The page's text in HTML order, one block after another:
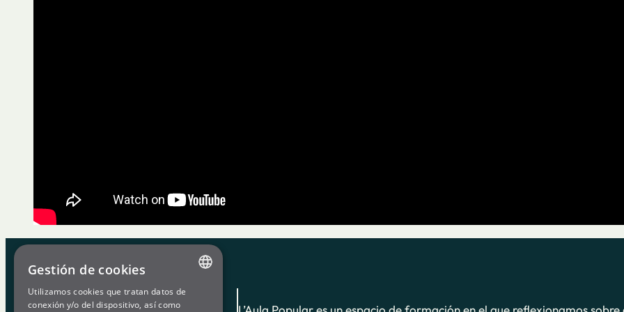
ENGLISH
Gestión de cookies
Utilizamos cookies que tratan datos de
conexión y/o del dispositivo, así como